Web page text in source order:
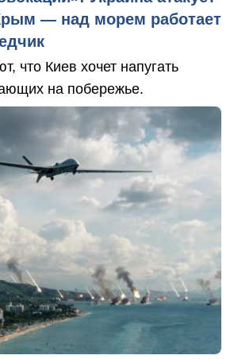
— над морем работает
что Киев хочет напугать
на побережье.